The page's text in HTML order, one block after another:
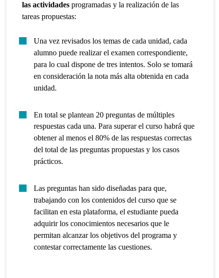
las actividades programadas y la realización de las
tareas propuestas:
Una vez revisados los temas de cada unidad, cada
alumno puede realizar el examen correspondiente,
para lo cual dispone de tres intentos. Solo se tomará
en consideración la nota más alta obtenida en cada
unidad.
En total se plantean 20 preguntas de múltiples
respuestas cada una. Para superar el curso habrá que
obtener al menos el 80% de las respuestas correctas
del total de las preguntas propuestas y los casos
prácticos.
Las preguntas han sido diseñadas para que,
trabajando con los contenidos del curso que se
facilitan en esta plataforma, el estudiante pueda
adquirir los conocimientos necesarios que le
permitan alcanzar los objetivos del programa y
contestar correctamente las cuestiones.